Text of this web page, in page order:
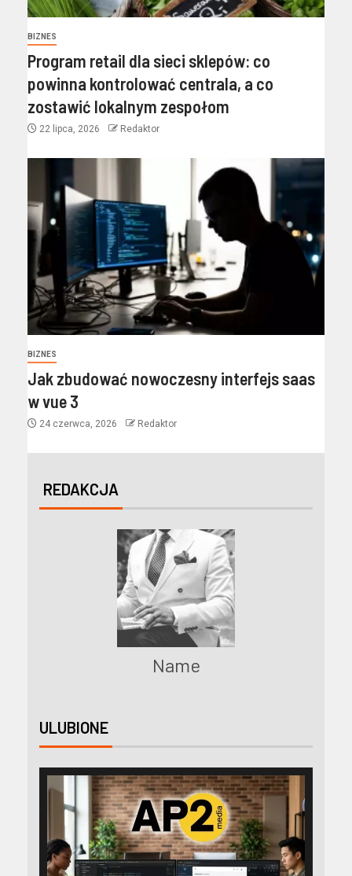
BIZNES
Program retail dla sieci sklepów: co
powinna kontrolować centrala, a co
zostawić lokalnym zespołom
22 lipca, 2026 Redaktor
BIZNES
Jak zbudować nowoczesny interfejs saas
w vue 3
24 czerwca, 2026 Redaktor
REDAKCJA
Name
ULUBIONE